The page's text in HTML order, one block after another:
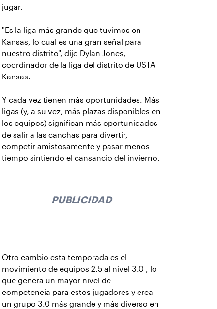
jugar.
"Es la liga más grande que tuvimos en
Kansas, lo cual es una gran señal para
nuestro distrito", dijo Dylan Jones,
coordinador de la liga del distrito de USTA
Kansas.
Y cada vez tienen más oportunidades. Más
ligas (y, a su vez, más plazas disponibles en
los equipos) significan más oportunidades
de salir a las canchas para divertir,
competir amistosamente y pasar menos
tiempo sintiendo el cansancio del invierno.
PUBLICIDAD
Otro cambio esta temporada es el
movimiento de equipos 2.5 al nivel 3.0 , lo
que genera un mayor nivel de
competencia para estos jugadores y crea
un grupo 3.0 más grande y más diverso en